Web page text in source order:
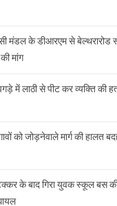
मंडल के डीआरएम से बेल्थरारोड
मांग
में लाठी से पीट कर व्यक्ति की
को जोड़नेवाले मार्ग की हालत
के बाद गिरा युवक स्कूल बस